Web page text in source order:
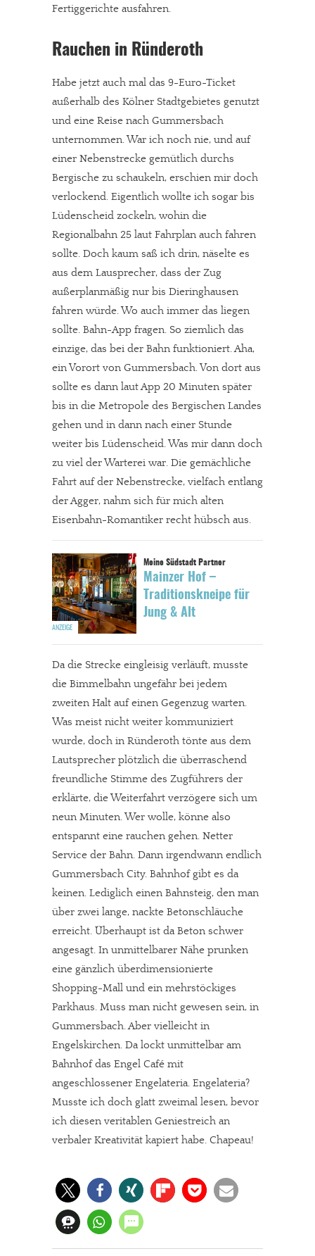
Fertiggerichte ausfahren.
Rauchen in Ründeroth
Habe jetzt auch mal das 9-Euro-Ticket
außerhalb des Kölner Stadtgebietes genutzt
und eine Reise nach Gummersbach
unternommen. War ich noch nie, und auf
einer Nebenstrecke gemütlich durchs
Bergische zu schaukeln, erschien mir doch
verlockend. Eigentlich wollte ich sogar bis
Lüdenscheid zockeln, wohin die
Regionalbahn 25 laut Fahrplan auch fahren
sollte. Doch kaum saß ich drin, näselte es
aus dem Lausprecher, dass der Zug
außerplanmäßig nur bis Dieringhausen
fahren würde. Wo auch immer das liegen
sollte. Bahn-App fragen. So ziemlich das
einzige, das bei der Bahn funktioniert. Aha,
ein Vorort von Gummersbach. Von dort aus
sollte es dann laut App 20 Minuten später
bis in die Metropole des Bergischen Landes
gehen und in dann nach einer Stunde
weiter bis Lüdenscheid. Was mir dann doch
zu viel der Warterei war. Die gemächliche
Fahrt auf der Nebenstrecke, vielfach entlang
der Agger, nahm sich für mich alten
Eisenbahn-Romantiker recht hübsch aus.
Mainzer Hof –
Traditionskneipe für
Jung & Alt
Da die Strecke eingleisig verläuft, musste
die Bimmelbahn ungefähr bei jedem
zweiten Halt auf einen Gegenzug warten.
Was meist nicht weiter kommuniziert
wurde, doch in Ründeroth tönte aus dem
Lautsprecher plötzlich die überraschend
freundliche Stimme des Zugführers der
erklärte, die Weiterfahrt verzögere sich um
neun Minuten. Wer wolle, könne also
entspannt eine rauchen gehen. Netter
Service der Bahn. Dann irgendwann endlich
Gummersbach City. Bahnhof gibt es da
keinen. Lediglich einen Bahnsteig, den man
über zwei lange, nackte Betonschläuche
erreicht. Überhaupt ist da Beton schwer
angesagt. In unmittelbarer Nähe prunken
eine gänzlich überdimensionierte
Shopping-Mall und ein mehrstöckiges
Parkhaus. Muss man nicht gewesen sein, in
Gummersbach. Aber vielleicht in
Engelskirchen. Da lockt unmittelbar am
Bahnhof das Engel Café mit
angeschlossener Engelateria. Engelateria?
Musste ich doch glatt zweimal lesen, bevor
ich diesen veritablen Geniestreich an
verbaler Kreativität kapiert habe. Chapeau!